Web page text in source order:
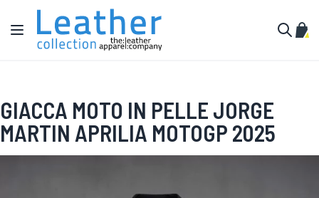
Salta al contenuto
Toggle Nav
GIACCA MOTO IN PELLE JORGE
MARTIN APRILIA MOTOGP 2025